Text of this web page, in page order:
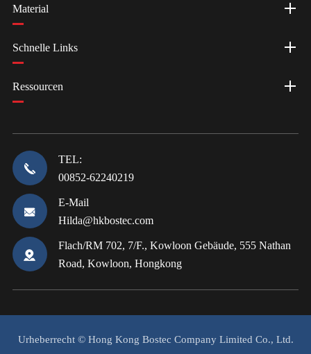
Material
Schnelle Links
Ressourcen
TEL:
00852-62240219
E-Mail
Hilda@hkbostec.com
Flach/RM 702, 7/F., Kowloon Gebäude, 555 Nathan
Road, Kowloon, Hongkong
Urheberrecht © Hong Kong Bostec Company Limited Co., Ltd.